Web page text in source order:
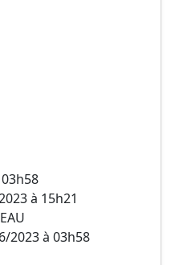
à 15h21
2023 à 03h58